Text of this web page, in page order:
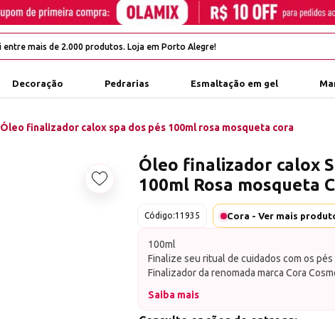
Decoração Pedrarias Esmaltação em gel
Óleo finalizador calox spa dos pés 100ml rosa mosqueta cora
Adicionar aos favoritos
Óleo finalizador calox
100ml Rosa mosqueta
Código:11935 Cora - Ver mais
100ml
Finalize seu ritual de cuidados com os pés
Finalizador da renomada marca Cora
com o poder regenerador da Rosa
especialmente formulado para
profunda e revitalização, selando o
Características Principais:
Saiba mais